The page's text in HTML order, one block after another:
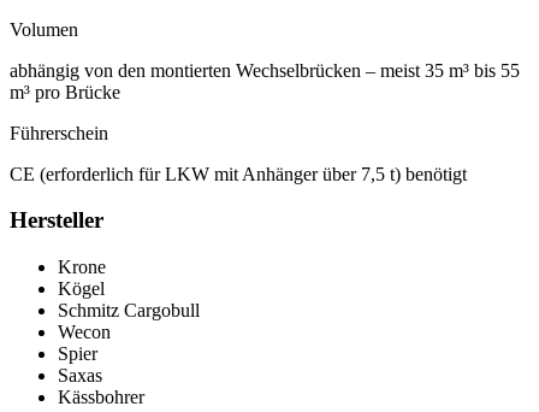
Volumen
abhängig von den montierten Wechselbrücken – meist 35 m³ bis 55
m³ pro Brücke
Führerschein
CE (erforderlich für LKW mit Anhänger über 7,5 t) benötigt
Hersteller
Krone
Kögel
Schmitz Cargobull
Wecon
Spier
Saxas
Kässbohrer